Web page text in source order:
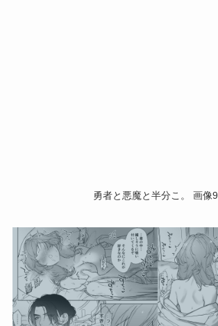
勇者と悪魔と半分こ。 画像9